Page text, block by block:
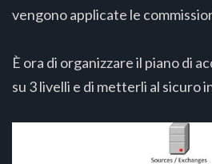
vengono applicate le
È ora di organizzare il piano di
su 3 livelli e di metterli al sicuro